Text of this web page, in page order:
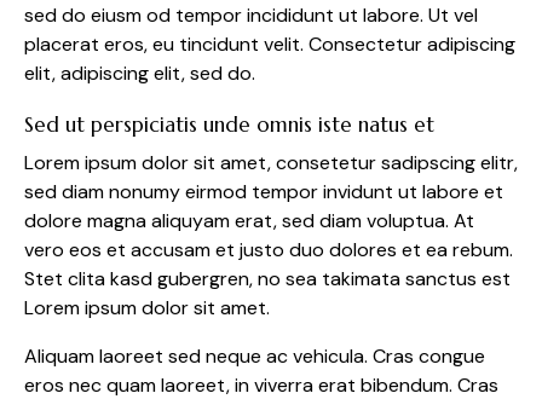
sed do eiusm od tempor incididunt ut labore. Ut vel
placerat eros, eu tincidunt velit. Consectetur adipiscing
elit, adipiscing elit, sed do.
Sed ut perspiciatis unde omnis iste natus et
Lorem ipsum dolor sit amet, consetetur sadipscing elitr,
sed diam nonumy eirmod tempor invidunt ut labore et
dolore magna aliquyam erat, sed diam voluptua. At
vero eos et accusam et justo duo dolores et ea rebum.
Stet clita kasd gubergren, no sea takimata sanctus est
Lorem ipsum dolor sit amet.
Aliquam laoreet sed neque ac vehicula. Cras congue
eros nec quam laoreet, in viverra erat bibendum. Cras